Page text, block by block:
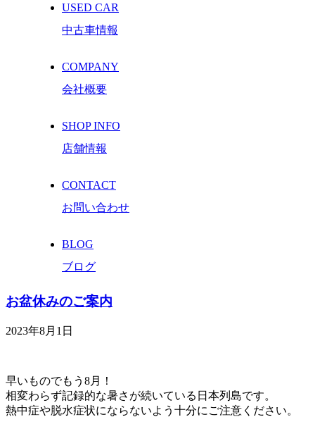
USED CAR
中古車情報
COMPANY
会社概要
SHOP INFO
店舗情報
CONTACT
お問い合わせ
BLOG
ブログ
お盆休みのご案内
2023年8月1日
早いものでもう8月！
相変わらず記録的な暑さが続いている日本列島です。
熱中症や脱水症状にならないよう十分にご注意ください。